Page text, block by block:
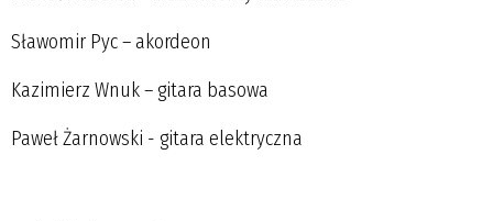
Sławomir Pyc – akordeon
Kazimierz Wnuk – gitara basowa
Paweł Żarnowski - gitara elektryczna